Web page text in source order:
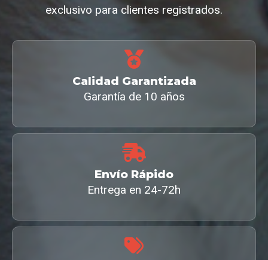
exclusivo para clientes registrados.
Calidad Garantizada
Garantía de 10 años
Envío Rápido
Entrega en 24-72h